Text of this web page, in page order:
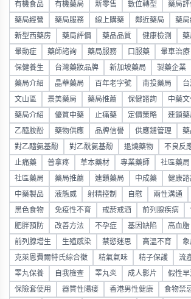
有機食品 有機藥局 新零售 數位轉型 藥局評
藥局經營 藥局服務 線上購藥 鄰近藥局 藥局
新型西藥房 藥局評價 藥品品質 健康檢測 藥
暈動症 藥師諮詢 藥局服務 口服藥 暈車治療
保健養生 台灣藥妝品牌 新加坡藥局 製藥企業
藥局介紹 晶華藥局 百年老字號 南投藥局
文山區 景美藥局 藥局推薦 保健諮詢 中藥文
藥局介紹 優質中藥 止痛藥 定價策略 連鎖藥
乙醯胺酚 藥物供應 品牌信譽 供應鏈管理 藥
對乙醯氨基酚 對乙酰氨基酚 退燒藥物 不良反
止痛藥 普拿疼 草本藥材 專業藥師 社區藥局
社區藥局 藥局推薦 連鎖藥局 中成藥 健康諮
中藥製品 液態威 射精控制 自慰 兩性溝通
黑色食物 免疫性不育 戒菸戒酒 前列腺疾病
肥胖預防 改善方法 不孕症 基因缺陷 高血脂
前列腺增生 生殖感染 禁慾迷思 高溫不育 象
克萊恩費爾特氏綜合徵 精氣氣味 精子保護 流
睪丸保養 自我檢查 睪丸炎 成人影片 假性早
保險套使用 器質性陽痿 香港男性健康 食物禁